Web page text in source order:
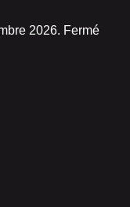
2026. Fermé